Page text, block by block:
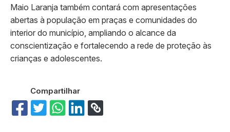
Maio Laranja também contará com apresentações
abertas à população em praças e comunidades do
interior do município, ampliando o alcance da
conscientização e fortalecendo a rede de proteção às
crianças e adolescentes.
Compartilhar